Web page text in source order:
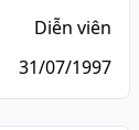
Diễn viên
31/07/1997